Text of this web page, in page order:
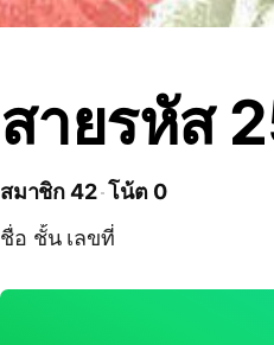
สายรหัส
สมาชิก 42 โน้ต 0
ชื่อ ชั้น เลขที่